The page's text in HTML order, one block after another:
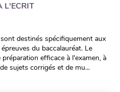
L'ECRIT
destinés spécifiquement aux
du baccalauréat. Le
efficace à l'examen, à
sujets corrigés et de mu...